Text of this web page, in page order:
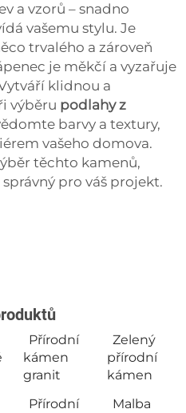
a vzorů – snadno
vašemu stylu. Je
trvalého a zároveň
je měkčí a vyzařuje
klidnou a
výběru podlahy z
barvy a textury,
vašeho domova.
těchto kamenů,
pro váš projekt.
Přírodní
kámen
granit
Zelený
přírodní
kámen
Přírodní
Malba